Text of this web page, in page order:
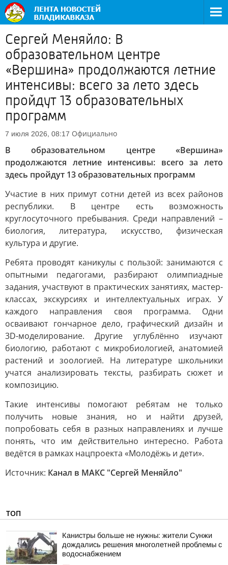
Сергей Меняйло: В
образовательном центре
«Вершина» продолжаются летние
интенсивы: всего за лето здесь
пройдут 13 образовательных
программ
7 июля 2026, 08:17 Официально
В образовательном центре «Вершина»
продолжаются летние интенсивы: всего за лето
здесь пройдут 13 образовательных программ
Участие в них примут сотни детей из всех районов
республики. В центре есть возможность
круглосуточного пребывания. Среди направлений –
биология, литература, искусство, физическая
культура и другие.
Ребята проводят каникулы с пользой: занимаются с
опытными педагогами, разбирают олимпиадные
задания, участвуют в практических занятиях, мастер-
классах, экскурсиях и интеллектуальных играх. У
каждого направления своя программа. Одни
осваивают гончарное дело, графический дизайн и
3D-моделирование. Другие углублённо изучают
биологию, работают с микробиологией, анатомией
растений и зоологией. На литературе школьники
учатся анализировать тексты, разбирать сюжет и
композицию.
Такие интенсивы помогают ребятам не только
получить новые знания, но и найти друзей,
попробовать себя в разных направлениях и лучше
понять, что им действительно интересно. Работа
ведётся в рамках нацпроекта «Молодёжь и дети».
Источник: Канал в МАКС "Сергей Меняйло"
ТОП
Канистры больше не нужны: жители Сунжи
дождались решения многолетней проблемы с
водоснабжением